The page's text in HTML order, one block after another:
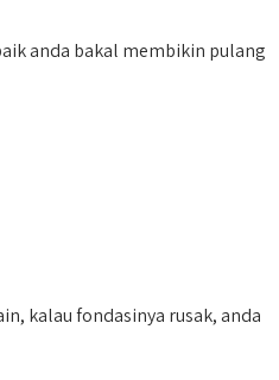
anda bakal membikin pulang
kalau fondasinya rusak, anda